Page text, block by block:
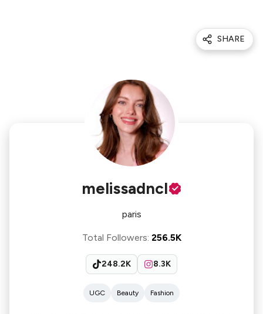
SHARE
melissadncl
paris
Total Followers: 256.5K
248.2K 8.3K
UGC Beauty Fashion